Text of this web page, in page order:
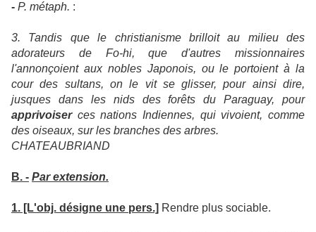
- P. métaph. :
3. Tandis que le christianisme brilloit au milieu des
adorateurs de Fo-hi, que d'autres missionnaires
l'annonçoient aux nobles Japonois, ou le portoient à la
cour des sultans, on le vit se glisser, pour ainsi dire,
jusques dans les nids des forêts du Paraguay, pour
apprivoiserces nations Indiennes, qui vivoient, comme
des oiseaux, sur les branches des arbres.
CHATEAUBRIAND
B. - Par extension.
1. [L'obj. désigne une pers.] Rendre plus sociable.